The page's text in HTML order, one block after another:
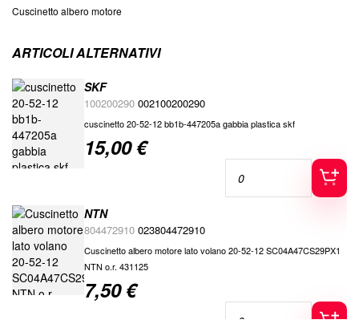
Cuscinetto albero motore
ARTICOLI ALTERNATIVI
SKF
100200290 002100200290
cuscinetto 20-52-12 bb1b-447205a gabbia plastica skf
Special
Price
15,00 €
NTN
804472910 023804472910
Cuscinetto albero motore lato volano 20-52-12 SC04A47CS29PX1
NTN o.r. 431125
Special
Price
7,50 €